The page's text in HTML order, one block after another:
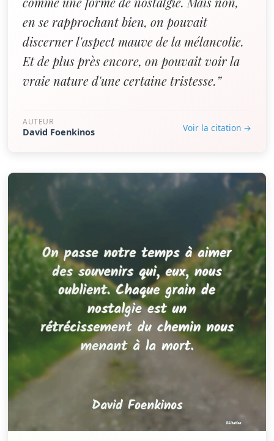
en se rapprochant bien, on pouvait
discerner l'aspect mauve de la mélancolie.
Et de plus près encore, on pouvait voir la
vraie nature d'une certaine tristesse.”
AUTEUR
David Foenkinos Voir la citation →